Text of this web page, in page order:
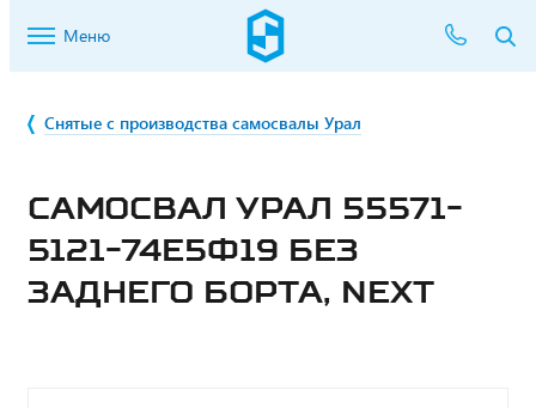
Меню
Снятые с производства самосвалы Урал
САМОСВАЛ УРАЛ 55571-
5121-74Е5Ф19 БЕЗ
ЗАДНЕГО БОРТА, NEXT